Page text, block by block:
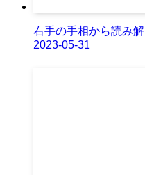
右手の手相から読み
2023-05-31